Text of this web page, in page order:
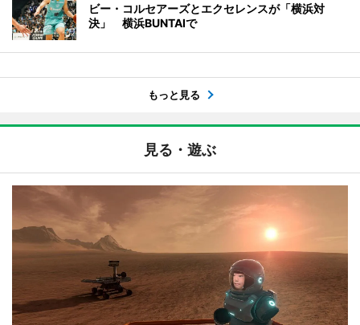
ビー・コルセアーズとエクセレンスが「横浜対
決」 横浜BUNTAIで
もっと見る
見る・遊ぶ